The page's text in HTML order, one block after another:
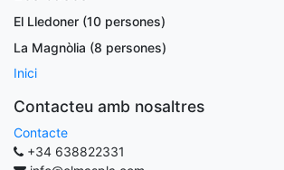
El Lledoner (10 persones)
La Magnòlia (8 persones)
Inici
Contacteu amb nosaltres
Contacte
+34 638822331